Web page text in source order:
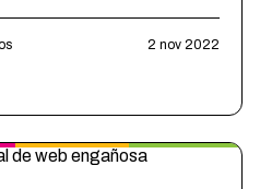
2 nov 2022